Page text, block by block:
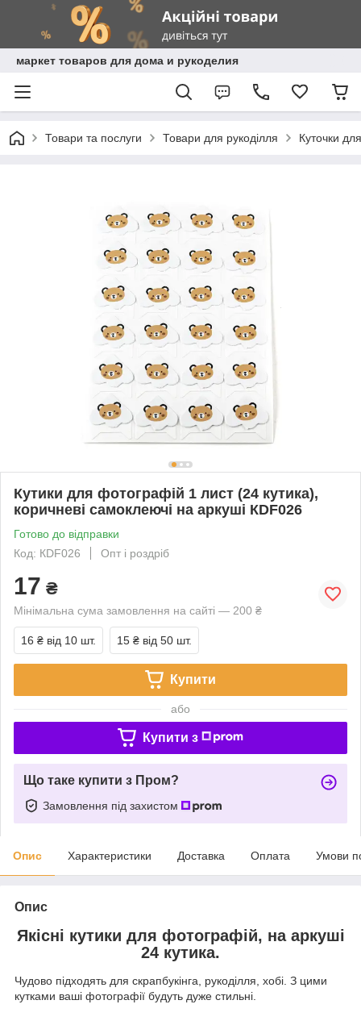
маркет товаров для дома и рукоделия
Товари та послуги Товари для рукоділля Куточки
Кутики для фотографій 1 лист (24 кутика),
коричневі самоклеючі на аркуші КDF026
Готово до відправки
Код: КDF026
Опт і роздріб
17 ₴
Мінімальна сума замовлення на сайті — 200 ₴
16 ₴ від 10 шт. 15 ₴ від 50 шт.
Купити
або
Купити з
Що таке купити з Пром?
Замовлення під захистом
Опис Характеристики Доставка Оплата Умови
Опис
Якісні кутики для фотографій, на аркуші
24 кутика.
Чудово підходять для скрапбукінга, рукоділля, хобі. З цими
кутками ваші фотографії будуть дуже стильні.